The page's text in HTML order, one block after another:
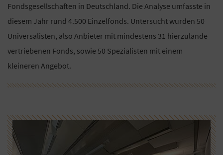
Fondsgesellschaften in Deutschland. Die Analyse umfasste in
diesem Jahr rund 4.500 Einzelfonds. Untersucht wurden 50
Universalisten, also Anbieter mit mindestens 31 hierzulande
vertriebenen Fonds, sowie 50 Spezialisten mit einem
kleineren Angebot.